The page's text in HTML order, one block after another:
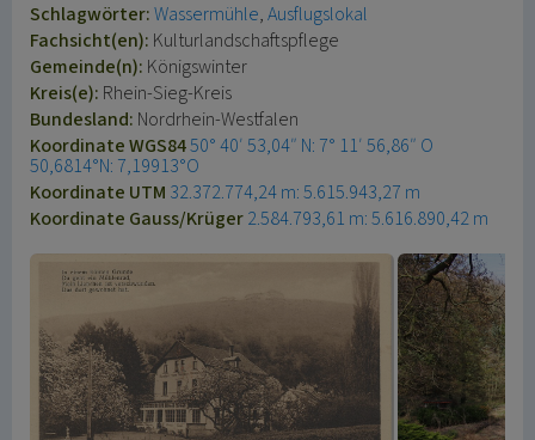
Schlagwörter:Wassermühle Ausflugslokal
Fachsicht(en): Kulturlandschaftspflege
Gemeinde(n): Königswinter
Kreis(e): Rhein-Sieg-Kreis
Bundesland: Nordrhein-Westfalen
Koordinate WGS8450° 40′ 53,04″ N: 7° 11′ 56,86″ O
50,6814°N: 7,19913°O
Koordinate UTM 32.372.774,24 m: 5.615.943,27 m
Koordinate Gauss/Krüger2.584.793,61 m: 5.616.890,42 m